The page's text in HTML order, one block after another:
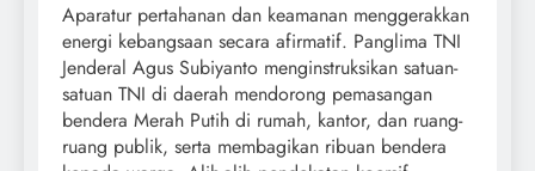
Aparatur pertahanan dan keamanan menggerakkan
energi kebangsaan secara afirmatif. Panglima TNI
Jenderal Agus Subiyanto menginstruksikan satuan-
satuan TNI di daerah mendorong pemasangan
bendera Merah Putih di rumah, kantor, dan ruang-
ruang publik, serta membagikan ribuan bendera